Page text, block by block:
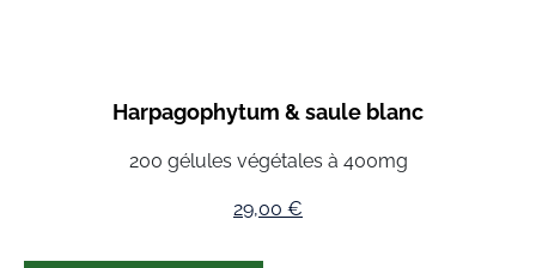
Harpagophytum & saule blanc
200 gélules végétales à 400mg
29,00 €